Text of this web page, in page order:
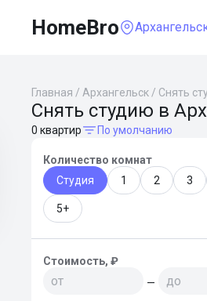
HomeBro
Главная / Архангельск / Снять
Снять студию в
0 квартир По умолчанию
Количество комнат
Студия
1 2 3
5+
Стоимость, ₽
—